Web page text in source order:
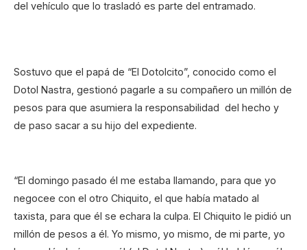
del vehículo que lo trasladó es parte del entramado.
Sostuvo que el papá de “El Dotolcito”, conocido como el
Dotol Nastra, gestionó pagarle a su compañero un millón de
pesos para que asumiera la responsabilidad del hecho y
de paso sacar a su hijo del expediente.
“El domingo pasado él me estaba llamando, para que yo
negocee con el otro Chiquito, el que había matado al
taxista, para que él se echara la culpa. El Chiquito le pidió un
millón de pesos a él. Yo mismo, yo mismo, de mi parte, yo